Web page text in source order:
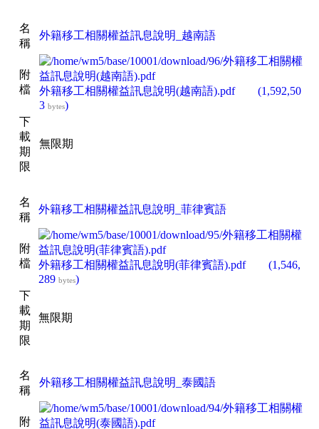
名
稱
外籍移工相關權益訊息說明_越南語
附
檔
外籍移工相關權益訊息說明(越南語).pdf (1,592,50
3 bytes)
下
載
期
限
無限期
名
稱
外籍移工相關權益訊息說明_菲律賓語
附
檔
外籍移工相關權益訊息說明(菲律賓語).pdf (1,546,
289 bytes)
下
載
期
限
無限期
名
稱
外籍移工相關權益訊息說明_泰國語
附